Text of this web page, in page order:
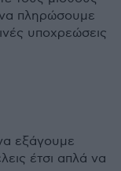
πληρώσουμε
υποχρεώσεις
εξάγουμε
έτσι απλά να